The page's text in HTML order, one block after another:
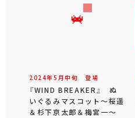
2024年5 月中旬 登場
『WIND BREAKER』 ぬ
いぐるみマスコット～桜遥
＆杉下京太郎＆梅宮一～